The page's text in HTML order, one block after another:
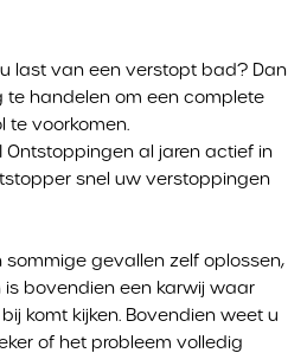
last van een verstopt bad? Dan
te handelen om een complete
te voorkomen.
Ontstoppingen al jaren actief in
snel uw verstoppingen
sommige gevallen zelf oplossen,
bovendien een karwij waar
komt kijken. Bovendien weet u
of het probleem volledig